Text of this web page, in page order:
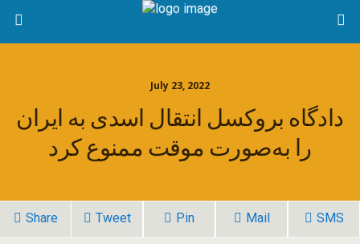
July 23, 2022
دادگاه بروکسل انتقال اسدی به ایران
را به‌صورت موقت ممنوع کرد
Share Tweet Pin Mail SMS